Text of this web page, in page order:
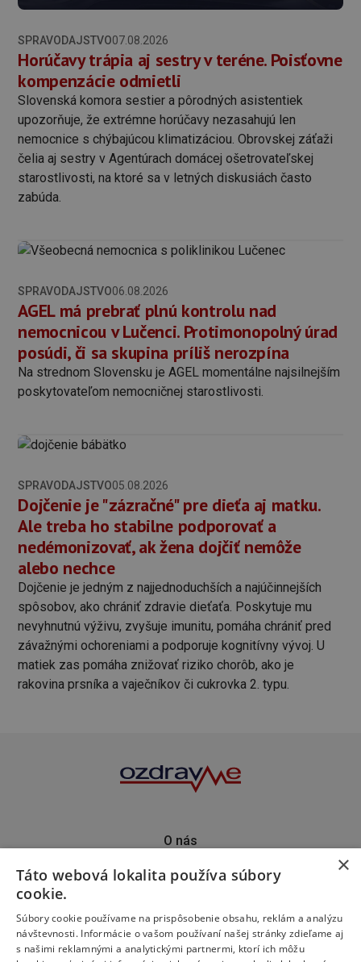
SPRAVODAJSTVO07.08.2026
Horúčavy trápia aj sestry v teréne. Poisťovne
kompenzácie odmietli
Slovenská komora sestier a pôrodných asistentiek
upozorňuje, že extrémne horúčavy nezasahujú len
nemocnice s chýbajúcou klimatizáciou. Obrovskej záťaži
čelia aj sestry v Agentúrach domácej ošetrovateľskej
starostlivosti, na ktoré sa v letných diskusiách často
zabúda.
SPRAVODAJSTVO06.08.2026
AGEL má prebrať plnú kontrolu nad
nemocnicou v Lučenci. Protimonopolný úrad
posúdi, či sa skupina príliš nerozpína
Na strednom Slovensku je AGEL momentálne najsilnejším
poskytovateľom nemocničnej starostlivosti.
SPRAVODAJSTVO05.08.2026
Dojčenie je "zázračné" pre dieťa aj matku.
Ale treba ho stabilne podporovať a
nedémonizovať, ak žena dojčiť nemôže
alebo nechce
Dojčenie je jedným z najjednoduchších a najúčinnejších
spôsobov, ako chrániť zdravie dieťaťa. Poskytuje mu
nevyhnutnú výživu, zvyšuje imunitu, pomáha chrániť pred
závažnými ochoreniami a podporuje kognitívny vývoj. U
matiek zas pomáha znižovať riziko chorôb, ako je
rakovina prsníka a vaječníkov či cukrovka 2. typu.
O nás
Predplatné
Podporte nás
×
Táto webová lokalita používa súbory
cookie.
Súbory cookie používame na prispôsobenie obsahu, reklám a analýzu
návštevnosti. Informácie o vašom používaní našej stránky zdieľame aj
s našimi reklamnými a analytickými partnermi, ktorí ich môžu